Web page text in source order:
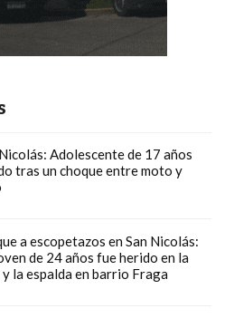
Adolescente de 17 años
tras un choque entre moto y
a escopetazos en San Nicolás:
de 24 años fue herido en la
y la espalda en barrio Fraga